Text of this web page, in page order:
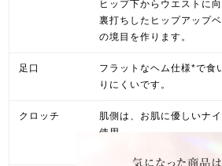
ヒップ下からウエストに
裏打ちしたヒップアップ
の境目を作ります。
足口
フラットなヘム仕様*で食
りにくいです。
クロッチ
肌側は、お肌に優しいナ
使用。
一枚ばきが可能で、優し